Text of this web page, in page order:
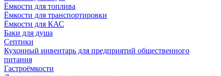
Ёмкости для топлива
Ёмкости для транспортировки
Ёмкости для КАС
Баки для душа
Септики
Кухонный инвентарь для предприятий общественного
питания
Гастроёмкости